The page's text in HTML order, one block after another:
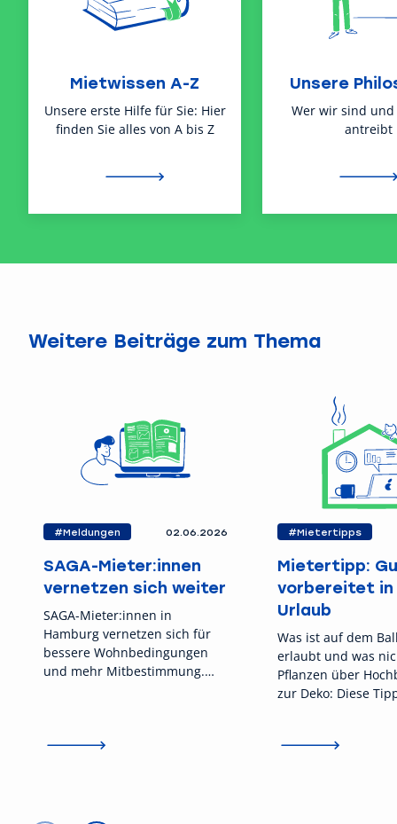
Mietwissen A-Z
Unsere erste Hilfe für Sie: Hier
finden Sie alles von A bis Z
Unsere
Wer wir sind und
antreibt
Weitere Beiträge zum Thema
#Meldungen 02.06.2026
SAGA-Mieter:innen
vernetzen sich weiter
SAGA-Mieter:innen in
Hamburg vernetzen sich für
bessere Wohnbedingungen
und mehr Mitbestimmung.
#Mietertipps
Mietertipp:
vorbereitet in
Urlaub
Was ist auf dem
erlaubt und was
Pflanzen über
zur Deko: Diese
regelkonform zu